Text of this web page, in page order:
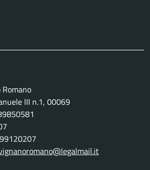
III n.1, 00069